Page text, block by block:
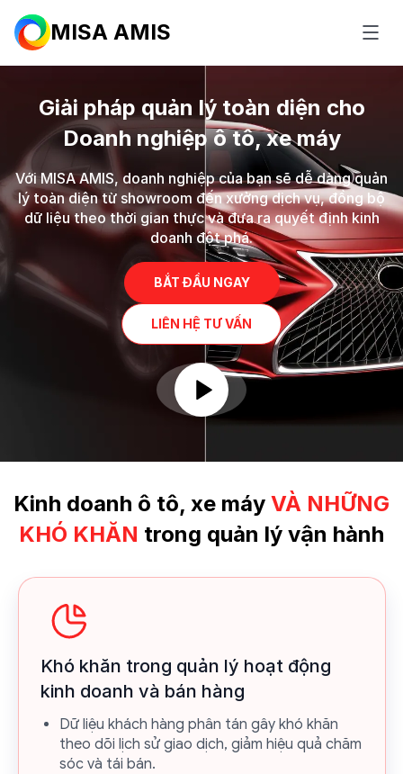
MISA AMIS
Giải pháp quản lý toàn diện cho
Doanh nghiệp ô tô,xe máy
Với MISA AMIS, doanh nghiệp của bạn sẽ dễ dàng quản
lý toàn diện từ showroom đến xưởng dịch vụ, đồng bộ
dữ liệu theo thời gian thực và đưa ra quyết định kinh
doanh đột phá.
BẮT ĐẦU NGAY
LIÊN HỆ TƯ VẤN
Kinh doanh ô tô, xe máy VÀ NHỮNG
KHÓ KHĂN trong quản lý vận hành
Khó khăn trong quản lý hoạt động
kinh doanh và bán hàng
Dữ liệu khách hàng phân tán gây khó khăn
theo dõi lịch sử giao dịch, giảm hiệu quả chăm
sóc và tái bán.